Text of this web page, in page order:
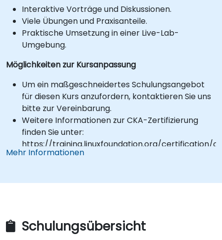
Interaktive Vorträge und Diskussionen.
Viele Übungen und Praxisanteile.
Praktische Umsetzung in einer Live-Lab-
Umgebung.
Möglichkeiten zur Kursanpassung
Um ein maßgeschneidertes Schulungsangebot
für diesen Kurs anzufordern, kontaktieren Sie uns
bitte zur Vereinbarung.
Weitere Informationen zur CKA-Zertifizierung
finden Sie unter:
https://training.linuxfoundation.org/certification/
kubernetes-administrator-cka
Mehr Informationen
Schulungsübersicht